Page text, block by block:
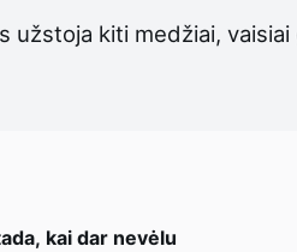
užstoja kiti medžiai, vaisiai
kai dar nevėlu